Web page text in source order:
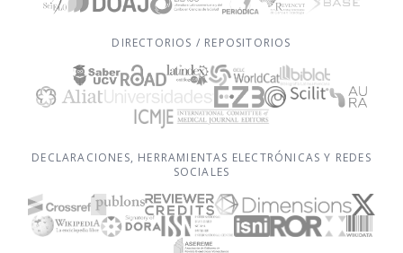
DIRECTORIOS / REPOSITORIOS
DECLARACIONES, HERRAMIENTAS ELECTRÓNICAS Y REDES
SOCIALES